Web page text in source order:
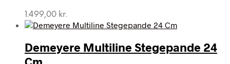
1.499,00 kr.
Demeyere Multiline Stegepande 24